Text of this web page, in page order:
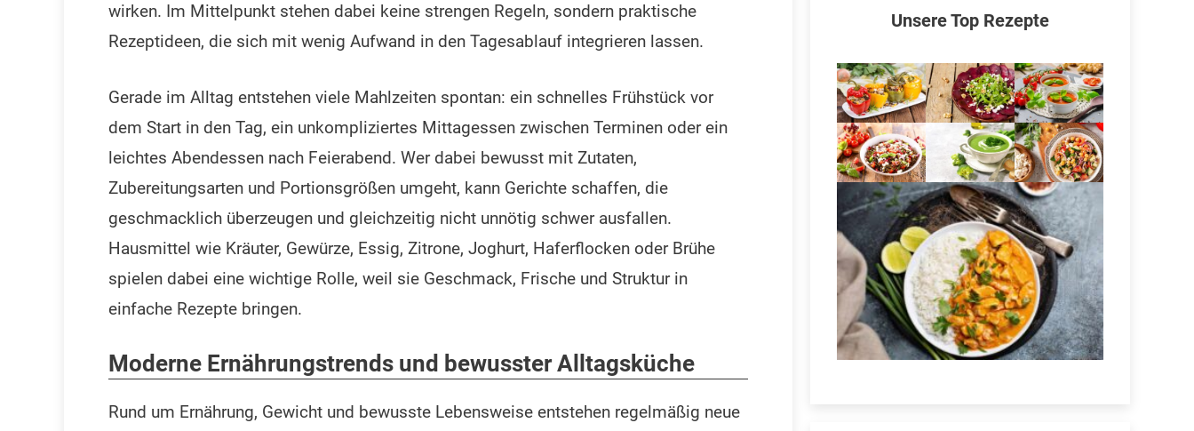
wirken. Im Mittelpunkt stehen dabei keine strengen Regeln, sondern praktische
Rezeptideen, die sich mit wenig Aufwand in den Tagesablauf integrieren lassen.
Gerade im Alltag entstehen viele Mahlzeiten spontan: ein schnelles Frühstück vor
dem Start in den Tag, ein unkompliziertes Mittagessen zwischen Terminen oder ein
leichtes Abendessen nach Feierabend. Wer dabei bewusst mit Zutaten,
Zubereitungsarten und Portionsgrößen umgeht, kann Gerichte schaffen, die
geschmacklich überzeugen und gleichzeitig nicht unnötig schwer ausfallen.
Hausmittel wie Kräuter, Gewürze, Essig, Zitrone, Joghurt, Haferflocken oder Brühe
spielen dabei eine wichtige Rolle, weil sie Geschmack, Frische und Struktur in
einfache Rezepte bringen.
Moderne Ernährungstrends und bewusster Alltagsküche
Rund um Ernährung, Gewicht und bewusste Lebensweise entstehen regelmäßig neue
Unsere Top Rezepte